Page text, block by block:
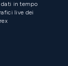
dati in tempo
live dei